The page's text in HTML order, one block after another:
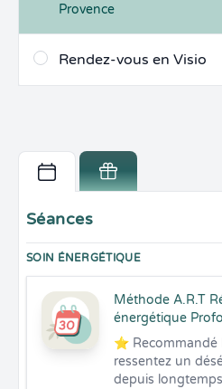
Provence
Rendez-vous en Visio
Séances
SOIN ÉNERGÉTIQUE
Méthode A.R.T
énergétique
⭐ Recommandé
ressentez un
depuis